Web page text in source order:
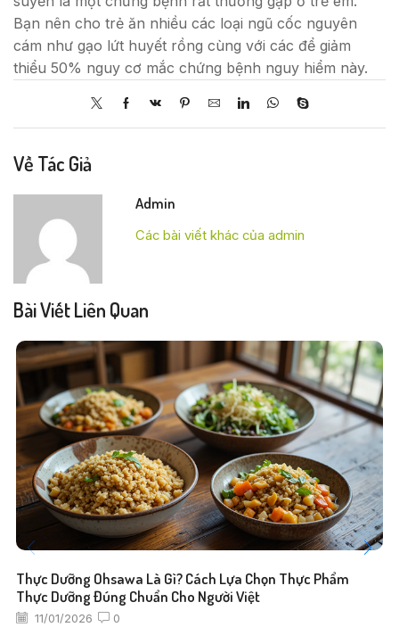
Bạn nên cho trẻ ăn nhiều các loại ngũ cốc nguyên
cám như gạo lứt huyết rồng cùng với các để giảm
thiểu 50% nguy cơ mắc chứng bệnh nguy hiểm này.
Về Tác Giả
Admin
Các bài viết khác của admin
Bài Viết Liên Quan
Thực Dưỡng Ohsawa Là Gì? Cách Lựa Chọn Thực Phẩm
Thực Dưỡng Đúng Chuẩn Cho Người Việt
11/01/2026 0